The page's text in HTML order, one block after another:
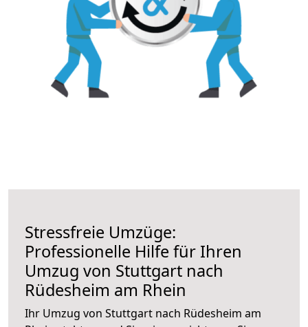
Stressfreie Umzüge:
Professionelle Hilfe für Ihren
Umzug von Stuttgart nach
Rüdesheim am Rhein
Ihr Umzug von Stuttgart nach Rüdesheim am